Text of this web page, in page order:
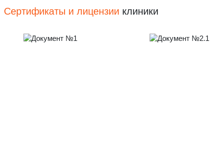
Сертификаты и лицензии клиники